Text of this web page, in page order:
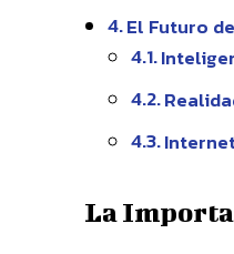
El Futuro
La